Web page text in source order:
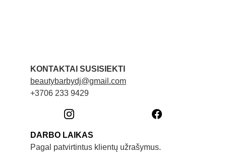
KONTAKTAI SUSISIEKTI
beautybarbydj@gmail.com
+3706 233 9429
DARBO LAIKAS
Pagal patvirtintus klientų užrašymus.